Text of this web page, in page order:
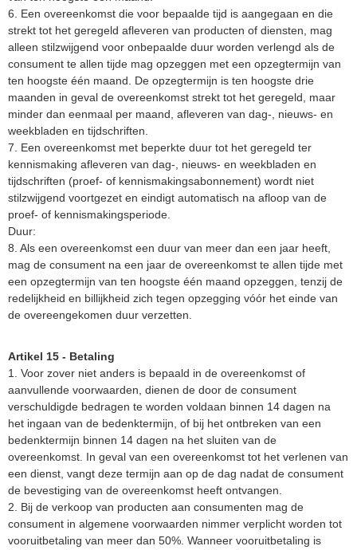
6. Een overeenkomst die voor bepaalde tijd is aangegaan en die
strekt tot het geregeld afleveren van producten of diensten, mag
alleen stilzwijgend voor onbepaalde duur worden verlengd als de
consument te allen tijde mag opzeggen met een opzegtermijn van
ten hoogste één maand. De opzegtermijn is ten hoogste drie
maanden in geval de overeenkomst strekt tot het geregeld, maar
minder dan eenmaal per maand, afleveren van dag-, nieuws- en
weekbladen en tijdschriften.
7. Een overeenkomst met beperkte duur tot het geregeld ter
kennismaking afleveren van dag-, nieuws- en weekbladen en
tijdschriften (proef- of kennismakingsabonnement) wordt niet
stilzwijgend voortgezet en eindigt automatisch na afloop van de
proef- of kennismakingsperiode.
Duur:
8. Als een overeenkomst een duur van meer dan een jaar heeft,
mag de consument na een jaar de overeenkomst te allen tijde met
een opzegtermijn van ten hoogste één maand opzeggen, tenzij de
redelijkheid en billijkheid zich tegen opzegging vóór het einde van
de overeengekomen duur verzetten.
Artikel 15 - Betaling
1. Voor zover niet anders is bepaald in de overeenkomst of
aanvullende voorwaarden, dienen de door de consument
verschuldigde bedragen te worden voldaan binnen 14 dagen na
het ingaan van de bedenktermijn, of bij het ontbreken van een
bedenktermijn binnen 14 dagen na het sluiten van de
overeenkomst. In geval van een overeenkomst tot het verlenen van
een dienst, vangt deze termijn aan op de dag nadat de consument
de bevestiging van de overeenkomst heeft ontvangen.
2. Bij de verkoop van producten aan consumenten mag de
consument in algemene voorwaarden nimmer verplicht worden tot
vooruitbetaling van meer dan 50%. Wanneer vooruitbetaling is